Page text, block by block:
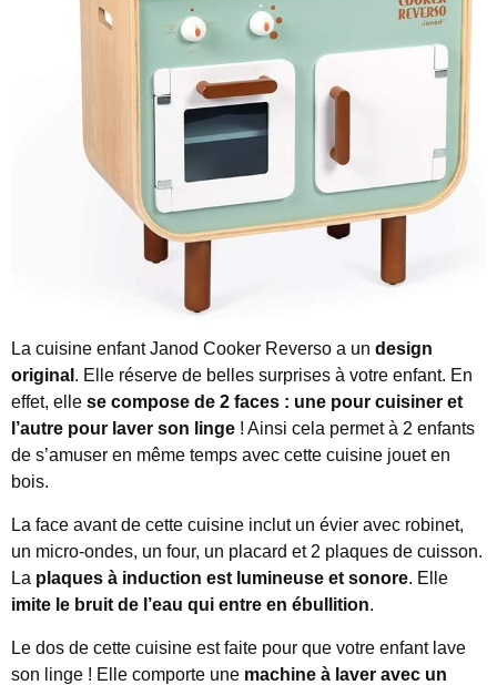
La cuisine enfant Janod Cooker Reverso a un design
original . Elle réserve de belles surprises à votre enfant. En
effet, elle se compose de 2 faces : une pour cuisiner et
l’autre pour laver son linge ! Ainsi cela permet à 2 enfants
de s’amuser en même temps avec cette cuisine jouet en
bois.
La face avant de cette cuisine inclut un évier avec robinet,
un micro-ondes, un four, un placard et 2 plaques de cuisson.
La plaques à induction est lumineuse et sonore. Elle
imite le bruit de l’eau qui entre en ébullition.
Le dos de cette cuisine est faite pour que votre enfant lave
son linge ! Elle comporte une machine à laver avec un